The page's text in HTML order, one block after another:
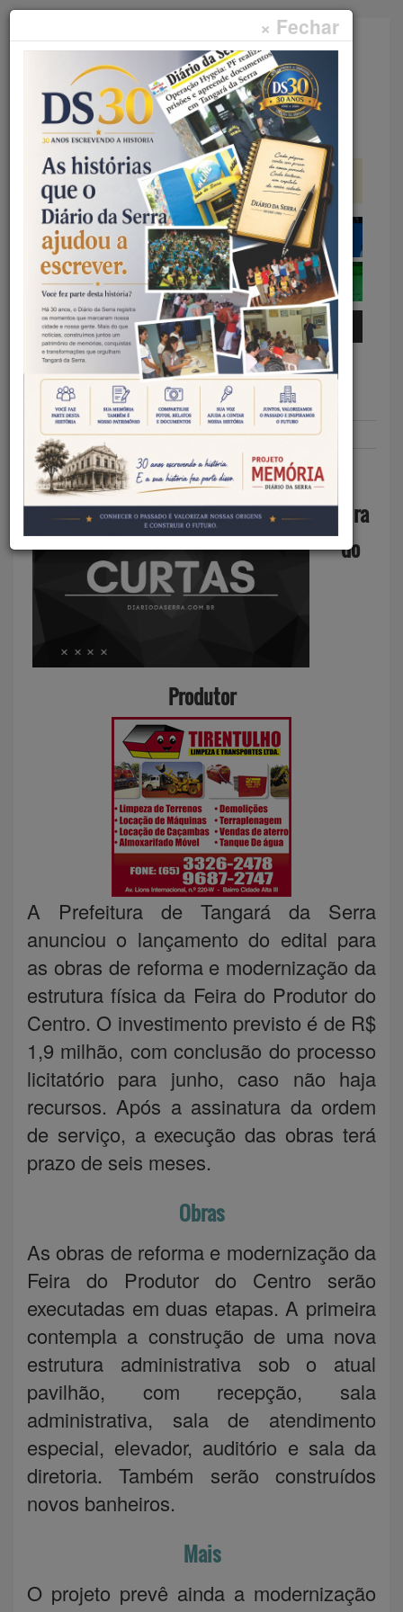
× Fechar
Faça sua pesquisa...
Menu
Início Curtas
CURTAS
Redação DS 20/05/2026 Curtas
CURTAS – 20 DE MAIO DE 2026
Feira
do
Produtor
A Prefeitura de Tangará da Serra
anunciou o lançamento do edital para
as obras de reforma e modernização da
estrutura física da Feira do Produtor do
Centro. O investimento previsto é de R$
1,9 milhão, com conclusão do processo
licitatório para junho, caso não haja
recursos. Após a assinatura da ordem
de serviço, a execução das obras terá
prazo de seis meses.
Obras
As obras de reforma e modernização da
Feira do Produtor do Centro serão
executadas em duas etapas. A primeira
contempla a construção de uma nova
estrutura administrativa sob o atual
pavilhão, com recepção, sala
administrativa, sala de atendimento
especial, elevador, auditório e sala da
diretoria. Também serão construídos
novos banheiros.
Mais
O projeto prevê ainda a modernização